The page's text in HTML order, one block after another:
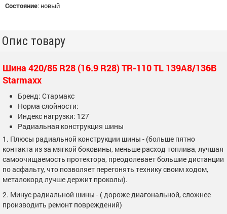
Состояние: новый
Опис товару
Шина 420/85 R28 (16.9 R28) TR-110 TL 139A8/136B
Starmaxx
Бренд: Стармакс
Норма слойности:
Индекс нагрузки: 127
Радиальная конструкция шины
1. Плюсы радиальной конструкции шины - (больше пятно
контакта из за мягкой боковины, меньше расход топлива, лучшая
самоочищаемость протектора, преодолевает большие дистанции
по асфальту, что позволяет перегонять технику своим ходом,
металокорд лучше держит проколы).
2. Минус радиальной шины - ( дороже диагональной, сложнее
производить ремонт повреждений)